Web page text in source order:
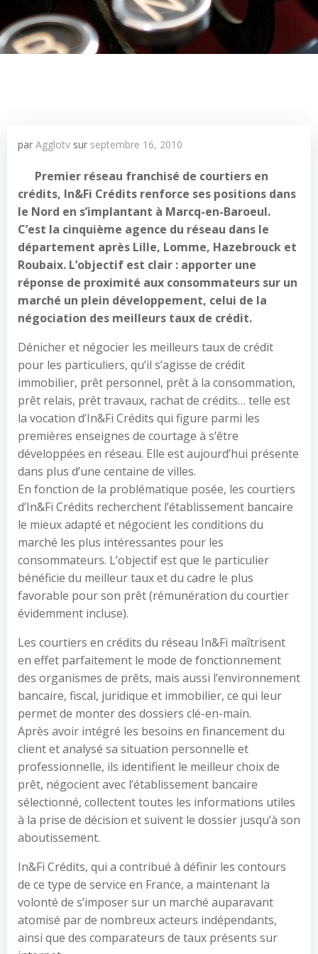
par Agglotv sur septembre 16, 2010
Premier réseau franchisé de courtiers en
crédits, In&Fi Crédits renforce ses positions dans
le Nord en s’implantant à Marcq-en-Baroeul.
C’est la cinquième agence du réseau dans le
département après Lille, Lomme, Hazebrouck et
Roubaix. L’objectif est clair : apporter une
réponse de proximité aux consommateurs sur un
marché un plein développement, celui de la
négociation des meilleurs taux de crédit.
Dénicher et négocier les meilleurs taux de crédit
pour les particuliers, qu’il s’agisse de crédit
immobilier, prêt personnel, prêt à la consommation,
prêt relais, prêt travaux, rachat de crédits… telle est
la vocation d’In&Fi Crédits qui figure parmi les
premières enseignes de courtage à s’être
développées en réseau. Elle est aujourd’hui présente
dans plus d’une centaine de villes.
En fonction de la problématique posée, les courtiers
d’In&Fi Crédits recherchent l’établissement bancaire
le mieux adapté et négocient les conditions du
marché les plus intéressantes pour les
consommateurs. L’objectif est que le particulier
bénéficie du meilleur taux et du cadre le plus
favorable pour son prêt (rémunération du courtier
évidemment incluse).
Les courtiers en crédits du réseau In&Fi maîtrisent
en effet parfaitement le mode de fonctionnement
des organismes de prêts, mais aussi l’environnement
bancaire, fiscal, juridique et immobilier, ce qui leur
permet de monter des dossiers clé-en-main.
Après avoir intégré les besoins en financement du
client et analysé sa situation personnelle et
professionnelle, ils identifient le meilleur choix de
prêt, négocient avec l’établissement bancaire
sélectionné, collectent toutes les informations utiles
à la prise de décision et suivent le dossier jusqu’à son
aboutissement.
In&Fi Crédits, qui a contribué à définir les contours
de ce type de service en France, a maintenant la
volonté de s’imposer sur un marché auparavant
atomisé par de nombreux acteurs indépendants,
ainsi que des comparateurs de taux présents sur